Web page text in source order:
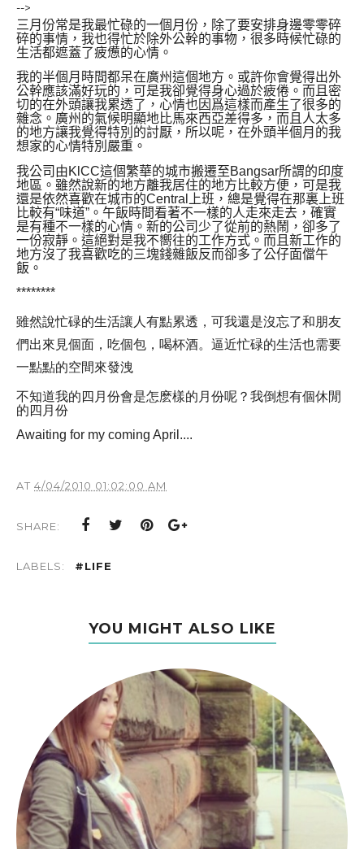
-->
三月份常是我最忙碌的一個月份，除了要安排身邊零零碎
碎的事情，我也得忙於除外公幹的事物，很多時候忙碌的
生活都遮蓋了疲憊的心情。
我的半個月時間都呆在廣州這個地方 。或許你會覺得出外
公幹應該滿好玩的，可是我卻覺得身心過於疲倦。而且密
切的在外頭讓我累透了，心情也因爲這樣而產生了很多的
雜念。廣州的氣候明顯地比馬來西亞差得多，而且人太多
的地方讓我覺得特別的討厭，所以呢，在外頭半個月的我
想家的心情特別嚴重。
我公司由KlCC這個繁華的城市搬遷至Bangsar所謂的印度
地區。雖然說新的地方離我居住的地方比較方便，可是我
還是依然喜歡在城市的Central
上班，總是覺得在那裏上班
比較有“味道”。午飯時間看著不一樣的人走來走去，確實
是有種不一樣的心情。新的公司少了從前的熱鬧，卻多了
一份寂靜。這絕對是我不嚮往的工作方式。而且新工作的
地方沒了我喜歡吃的三塊錢雜飯反而卻多了公仔面儅午
飯。
********
雖然說忙碌的生活讓人有點累透，可我還是沒忘了和朋友
們出來見個面，吃個包，喝杯酒。逼近忙碌的生活也需要
一點點的空間來發洩
不知道我的四月份會是怎麽樣的月份呢？我倒想有個休閒
的四月份
Awaiting for my coming April....
AT 4/04/2010 01:02:00 AM
SHARE:
LABELS: #LIFE
YOU MIGHT ALSO LIKE